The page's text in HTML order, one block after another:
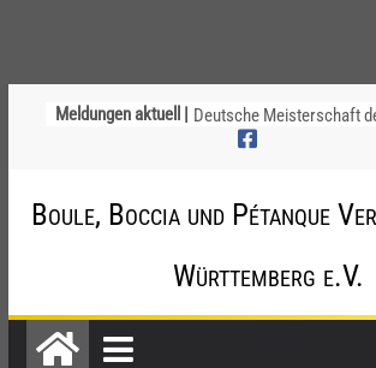
Meldungen aktuell | Deutsche Meisterschaft
12. / 13. September 2026
Einladung zur
am 20.09.2026
2026
Jahr beim TSV Badenia
Boule, Boccia und Pétanque
Württemberg e.V.